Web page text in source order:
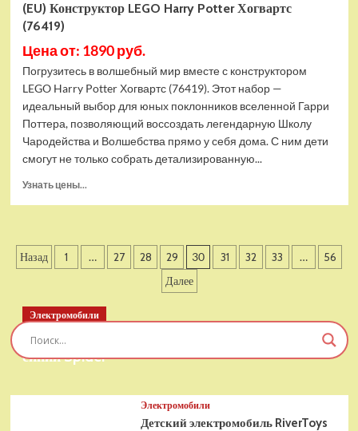
(EU) Конструктор LEGO Harry Potter Хогвартс
(76419)
Цена от: 1890 руб.
Погрузитесь в волшебный мир вместе с конструктором
LEGO Harry Potter Хогвартс (76419). Этот набор —
идеальный выбор для юных поклонников вселенной Гарри
Поттера, позволяющий воссоздать легендарную Школу
Чародейства и Волшебства прямо у себя дома. С ним дети
смогут не только собрать детализированную...
Узнать цены...
Конструктор
LEGO
Хогвартс
(76419)
Пагинация
Назад 1 … 27 28 29 30 31 32 33 …
56
Далее
Электромобили
Детский электромобиль RiverToys T777TT 4WD
синий Spider
Электромобили
Детский электромобиль RiverToys